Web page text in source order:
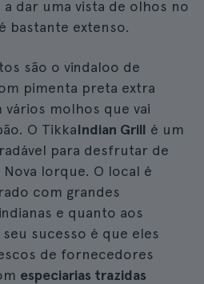
dar uma vista de olhos no
bastante extenso.
são o vindaloo de
pimenta preta extra
molhos que vai
O TikkaIndian Grill é um
para desfrutar de
Iorque. O local é
com grandes
e quanto aos
sucesso é que eles
de fornecedores
especiarias trazidas